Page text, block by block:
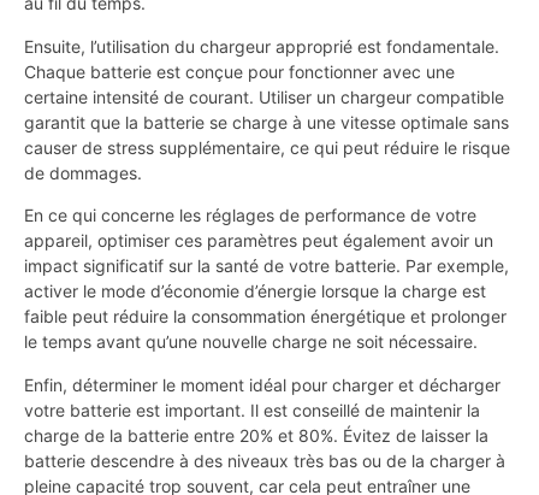
Ensuite, l’utilisation du chargeur approprié est fondamentale.
Chaque batterie est conçue pour fonctionner avec une
certaine intensité de courant. Utiliser un chargeur compatible
garantit que la batterie se charge à une vitesse optimale sans
causer de stress supplémentaire, ce qui peut réduire le risque
de dommages.
En ce qui concerne les réglages de performance de votre
appareil, optimiser ces paramètres peut également avoir un
impact significatif sur la santé de votre batterie. Par exemple,
activer le mode d’économie d’énergie lorsque la charge est
faible peut réduire la consommation énergétique et prolonger
le temps avant qu’une nouvelle charge ne soit nécessaire.
Enfin, déterminer le moment idéal pour charger et décharger
votre batterie est important. Il est conseillé de maintenir la
charge de la batterie entre 20% et 80%. Évitez de laisser la
batterie descendre à des niveaux très bas ou de la charger à
pleine capacité trop souvent, car cela peut entraîner une